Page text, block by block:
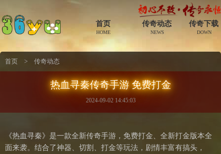
首页
HOME
传奇动态
NEWS
传奇下载
DOWN
首页 > 传奇动态
热血寻秦传奇手游 免费打金
2024-09-02 14:45:03
《热血寻秦》是一款全新传奇手游，免费打金、全新打金版本全
面来袭。结合了神器、切割、打金等玩法，剧情丰富有搞头，